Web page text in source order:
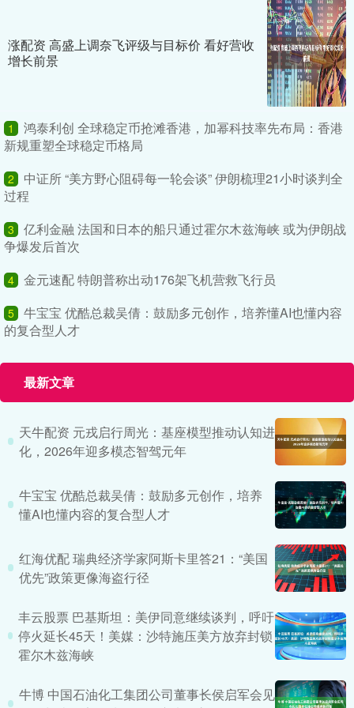
涨配资 高盛上调奈飞评级与目标价 看好营收
增长前景
1
鸿泰利创 全球稳定币抢滩香港，加幂科技率先布局：香港
新规重塑全球稳定币格局
2
中证所 “美方野心阻碍每一轮会谈” 伊朗梳理21小时谈判全
过程
3
亿利金融 法国和日本的船只通过霍尔木兹海峡 或为伊朗战
争爆发后首次
4 金元速配 特朗普称出动176架飞机营救飞行员
5 牛宝宝 优酷总裁吴倩：鼓励多元创作，培养懂AI也懂内容
的复合型人才
最新文章
天牛配资 元戎启行周光：基座模型推动认知进
化，2026年迎多模态智驾元年
牛宝宝 优酷总裁吴倩：鼓励多元创作，培养
懂AI也懂内容的复合型人才
红海优配 瑞典经济学家阿斯卡里答21：“美国
优先”政策更像海盗行径
丰云股票 巴基斯坦：美伊同意继续谈判，呼吁
停火延长45天！美媒：沙特施压美方放弃封锁
霍尔木兹海峡
牛博 中国石油化工集团公司董事长侯启军会见